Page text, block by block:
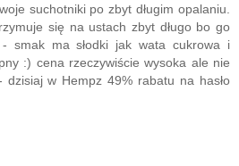
suchotniki po zbyt długim opalaniu.
się na ustach zbyt długo bo go
smak ma słodki jak wata cukrowa i
:) cena rzeczywiście wysoka ale nie
dzisiaj w Hempz 49% rabatu na hasło